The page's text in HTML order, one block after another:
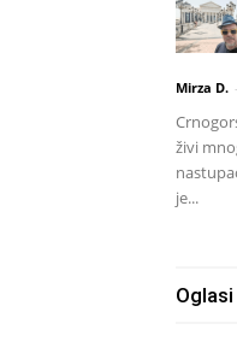
Mirza D. -
živi
je...